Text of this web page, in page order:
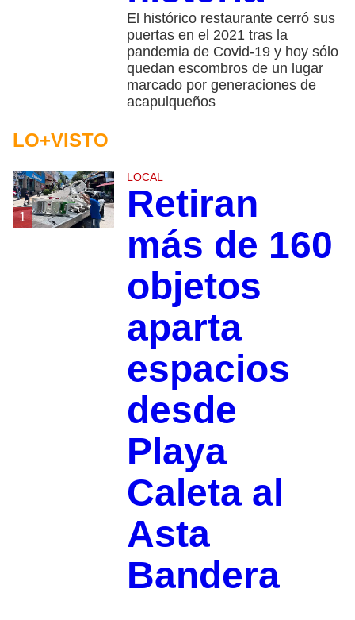
El histórico restaurante cerró sus
puertas en el 2021 tras la
pandemia de Covid-19 y hoy sólo
quedan escombros de un lugar
marcado por generaciones de
acapulqueños
LO+VISTO
1
LOCAL
Retiran
más de 160
objetos
aparta
espacios
desde
Playa
Caleta al
Asta
Bandera